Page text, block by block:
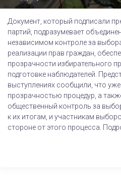
Документ, который подписали
партий, подразумевает
независимом контроле за
реализации прав граждан,
прозрачности избирательного
подготовке наблюдателей.
выступлениях сообщили, что
прозрачностью процедур, а
общественный контроль за
к их итогам, и участникам
стороне от этого процесса.